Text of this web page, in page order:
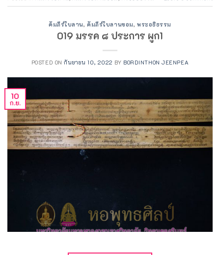
คัมภีร์ใบลาน,คัมภีร์ใบลานขอม, พระอธิธรรม
019 มรรค ๘ ประการ ผูก1
POSTED ONกันยายน 10, 2022 BY BORDINTHON JEENPEA
10
ก.ย.